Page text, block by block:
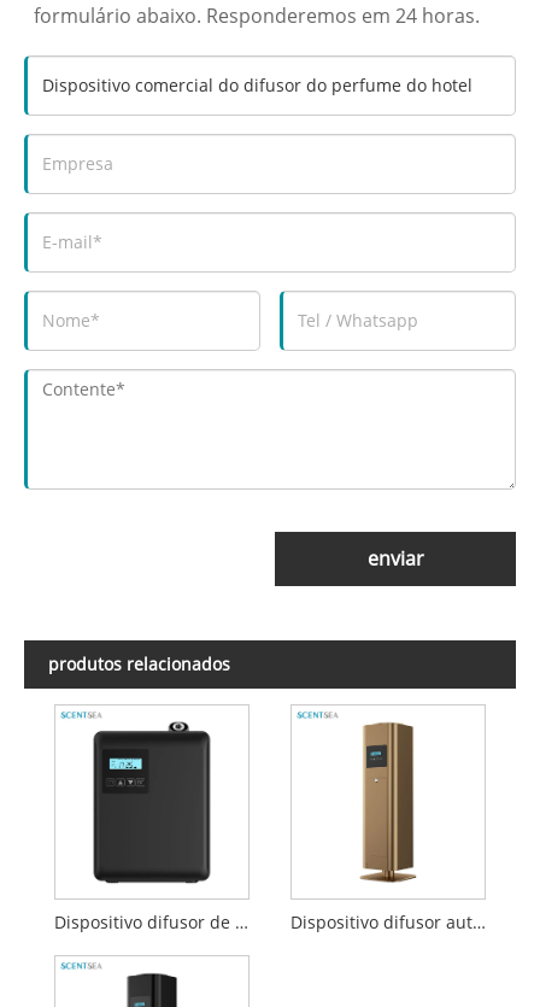
formulário abaixo. Responderemos em 24 horas.
enviar
produtos relacionados
Dispositivo difusor de aroma de hotel industrial Dispositivo difusor automático de perfume de hotel